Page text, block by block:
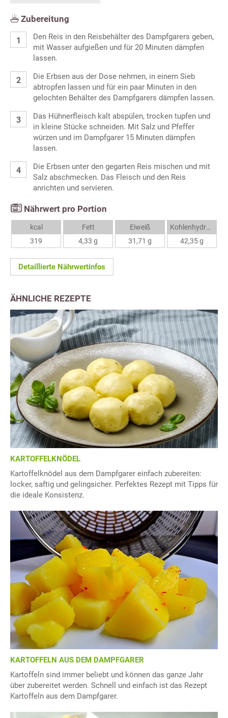
Zubereitung
Den Reis in den Reisbehälter des Dampfgarers geben,
mit Wasser aufgießen und für 20 Minuten dämpfen
lassen.
Die Erbsen aus der Dose nehmen, in einem Sieb
abtropfen lassen und für ein paar Minuten in den
gelochten Behälter des Dampfgarers dämpfen lassen.
Das Hühnerfleisch kalt abspülen, trocken tupfen und
in kleine Stücke schneiden. Mit Salz und Pfeffer
würzen und im Dampfgarer 15 Minuten dämpfen
lassen.
Die Erbsen unter den gegarten Reis mischen und mit
Salz abschmecken. Das Fleisch und den Reis
anrichten und servieren.
Nährwert pro Portion
kcal
319
Fett
4,33 g
Eiweiß
31,71 g
Kohlenhydrate
42,35 g
Detaillierte Nährwertinfos
ÄHNLICHE REZEPTE
KARTOFFELKNÖDEL
Kartoffelknödel aus dem Dampfgarer einfach zubereiten:
locker, saftig und gelingsicher. Perfektes Rezept mit Tipps für
die ideale Konsistenz.
KARTOFFELN AUS DEM DAMPFGARER
Kartoffeln sind immer beliebt und können das ganze Jahr
über zubereitet werden. Schnell und einfach ist das Rezept
Kartoffeln aus dem Dampfgarer.